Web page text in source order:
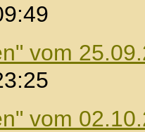
vom
vom